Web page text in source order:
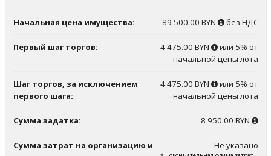
Начальная цена имущества: 89 500.00 BYN без НДС
Первый шаг торгов: 4 475.00 BYN
или 5% от
начальной цены лота
Шаг торгов, за исключением
первого шага:
4 475.00 BYN
или 5% от
начальной цены лота
Сумма задатка: 8 950.00 BYN
Сумма затрат на организацию и
Не указано